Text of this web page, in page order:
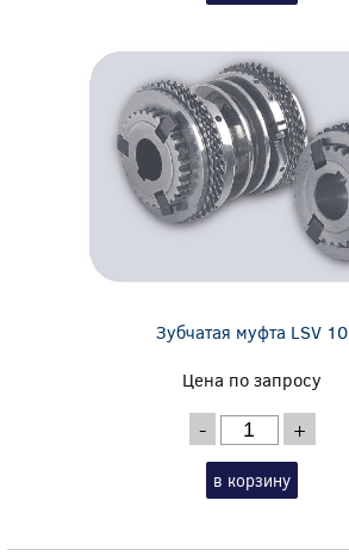
Зубчатая муфта LSV 10
Цена по запросу
- +
в корзину